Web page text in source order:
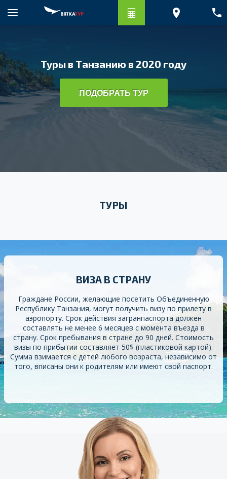
Туры в Танзанию в 2020 году
ПОДОБРАТЬ ТУР
ТУРЫ
ВИЗА В СТРАНУ
Граждане России, желающие посетить Объединенную
Республику Танзания, могут получить визу по прилету в
аэропорту. Cрок действия загранпаспорта должен
составлять не менее 6 месяцев с момента въезда в
страну. Срок пребывания в стране до 90 дней. Стоимость
визы по прибытии составляет 50$ (пластиковой картой).
Сумма взимается с детей любого возраста, независимо от
того, вписаны они к родителям или имеют свой паспорт.